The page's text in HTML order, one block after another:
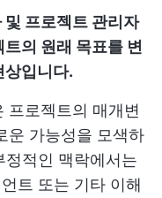
및 프로젝트 관리자
의 원래 목표를 변
상입니다.
프로젝트의 매개변
운 가능성을 모색하
적인 맥락에서는
트 또는 기타 이해